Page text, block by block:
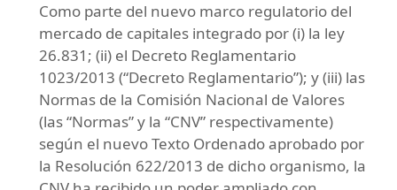
Como parte del nuevo marco regulatorio del
mercado de capitales integrado por (i) la ley
26.831; (ii) el Decreto Reglamentario
1023/2013 (“Decreto Reglamentario”); y (iii) las
Normas de la Comisión Nacional de Valores
(las “Normas” y la “CNV” respectivamente)
según el nuevo Texto Ordenado aprobado por
la Resolución 622/2013 de dicho organismo, la